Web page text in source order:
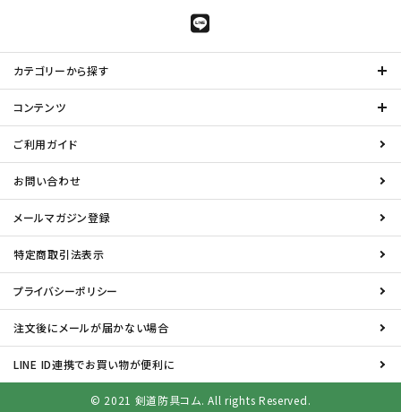
カテゴリーから探す
コンテンツ
ご利用ガイド
お問い合わせ
メールマガジン登録
特定商取引法表示
プライバシーポリシー
注文後にメールが届かない場合
LINE ID連携でお買い物が便利に
© 2021 剣道防具コム. All rights Reserved.